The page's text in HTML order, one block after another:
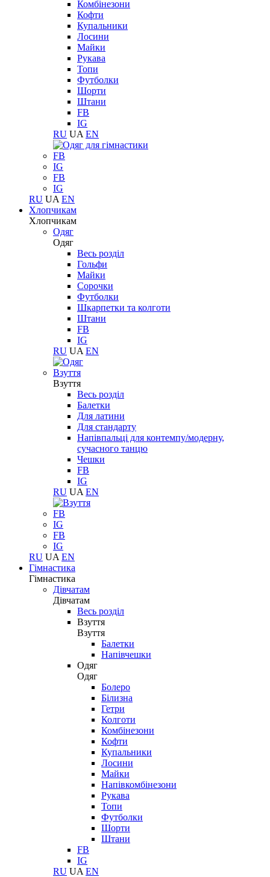
Комбінезони
Кофти
Купальники
Лосини
Майки
Рукава
Топи
Футболки
Шорти
Штани
FB
IG
RU UA EN
FB
IG
FB
IG
RU UA EN
Хлопчикам
Хлопчикам
Одяг
Одяг
Весь розділ
Гольфи
Майки
Сорочки
Футболки
Шкарпетки та колготи
Штани
FB
IG
RU UA EN
Взуття
Взуття
Весь розділ
Балетки
Для латини
Для стандарту
Напівпальці для контемпу/модерну,
сучасного танцю
Чешки
FB
IG
RU UA EN
FB
IG
FB
IG
RU UA EN
Гімнастика
Гімнастика
Дівчатам
Дівчатам
Весь розділ
Взуття
Взуття
Балетки
Напівчешки
Одяг
Одяг
Болеро
Білизна
Гетри
Колготи
Комбінезони
Кофти
Купальники
Лосини
Майки
Напівкомбінезони
Рукава
Топи
Футболки
Шорти
Штани
FB
IG
RU UA EN